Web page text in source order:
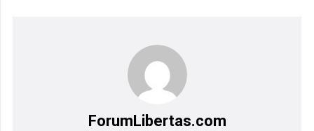
ForumLibertas.com